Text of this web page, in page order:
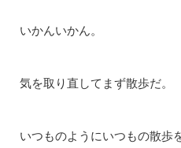
いかんいかん。
気を取り直してまず散歩だ。
いつものようにいつもの散歩